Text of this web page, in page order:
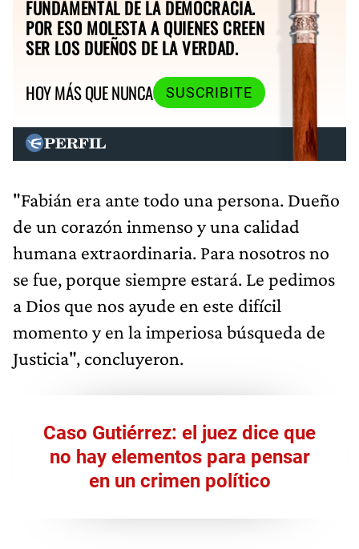
FUNDAMENTAL DE LA DEMOCRACIA.
POR ESO MOLESTA A QUIENES CREEN
SER LOS DUEÑOS DE LA VERDAD.
HOY MÁS QUE NUNCA
SUSCRIBITE
"Fabián era ante todo una persona. Dueño
de un corazón inmenso y una calidad
humana extraordinaria. Para nosotros no
se fue, porque siempre estará. Le pedimos
a Dios que nos ayude en este difícil
momento y en la imperiosa búsqueda de
Justicia", concluyeron.
Caso Gutiérrez: el juez dice que
no hay elementos para pensar
en un crimen político